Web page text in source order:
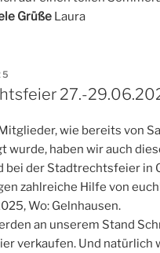
Grüße Laura
27.-
wie bereits von
wurde, haben wir auch
bei der Stadtrechtsfeier in
zahlreiche Hilfe von
Wo: Gelnhausen.
an unserem Stand
verkaufen. Und natürlich